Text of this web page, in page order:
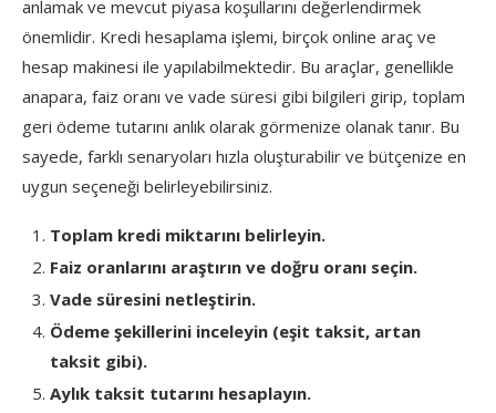
anlamak ve mevcut piyasa koşullarını değerlendirmek
önemlidir. Kredi hesaplama işlemi, birçok online araç ve
hesap makinesi ile yapılabilmektedir. Bu araçlar, genellikle
anapara, faiz oranı ve vade süresi gibi bilgileri girip, toplam
geri ödeme tutarını anlık olarak görmenize olanak tanır. Bu
sayede, farklı senaryoları hızla oluşturabilir ve bütçenize en
uygun seçeneği belirleyebilirsiniz.
Toplam kredi miktarını belirleyin.
Faiz oranlarını araştırın ve doğru oranı seçin.
Vade süresini netleştirin.
Ödeme şekillerini inceleyin (eşit taksit, artan
taksit gibi).
Aylık taksit tutarını hesaplayın.